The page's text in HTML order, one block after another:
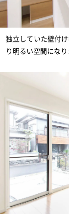
独立していた壁付
り明るい空間になり